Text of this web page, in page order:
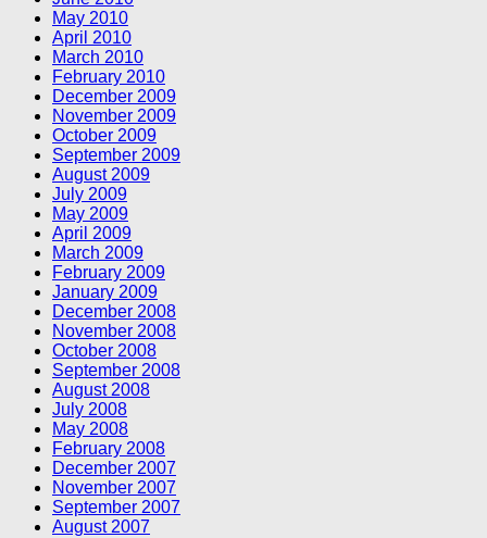
May 2010
April 2010
March 2010
February 2010
December 2009
November 2009
October 2009
September 2009
August 2009
July 2009
May 2009
April 2009
March 2009
February 2009
January 2009
December 2008
November 2008
October 2008
September 2008
August 2008
July 2008
May 2008
February 2008
December 2007
November 2007
September 2007
August 2007